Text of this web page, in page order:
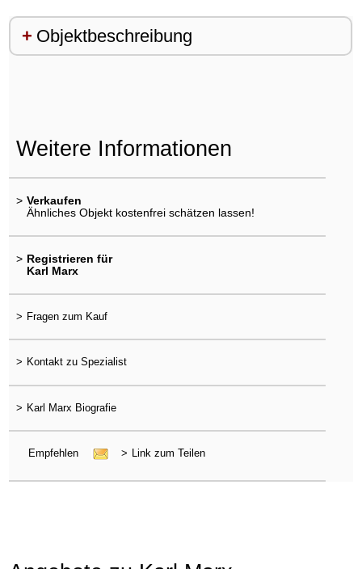
Objektbeschreibung
Weitere Informationen
> Verkaufen
Ähnliches Objekt kostenfrei schätzen lassen!
> Registrieren für
Karl Marx
> Fragen zum Kauf
> Kontakt zu Spezialist
> Karl Marx Biografie
Empfehlen > Link zum Teilen